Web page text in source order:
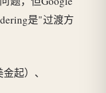
是"过渡方
起）、